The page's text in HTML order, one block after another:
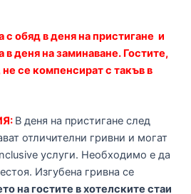
с обяд в деня на пристигане и
деня на заминаване. Гостите,
се компенсират с такъв в
В деня на пристигане след
отличителни гривни и могат
услуги. Необходимо е да
Изгубена гривна се
на гостите в хотелските стаи